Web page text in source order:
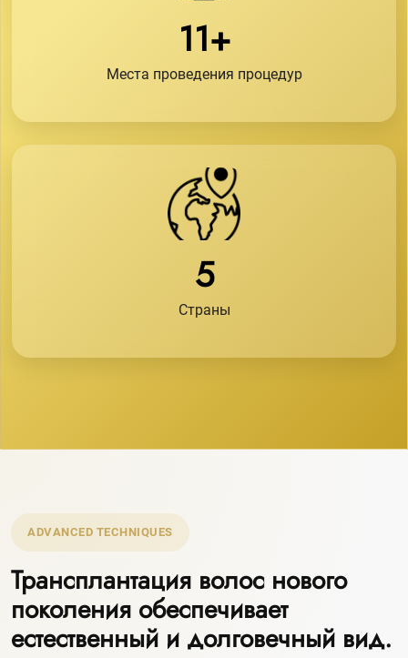
11+
Места проведения процедур
5
Страны
ADVANCED TECHNIQUES
Трансплантация волос нового
поколения обеспечивает
естественный и долговечный вид.